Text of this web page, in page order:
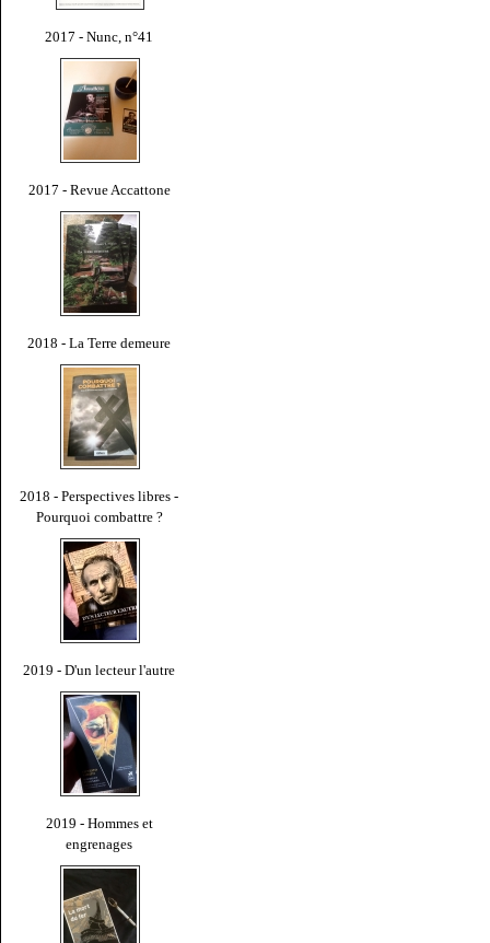
2017 - Nunc, n°41
2017 - Revue Accattone
2018 - La Terre demeure
2018 - Perspectives libres -
Pourquoi combattre ?
2019 - D'un lecteur l'autre
2019 - Hommes et
engrenages